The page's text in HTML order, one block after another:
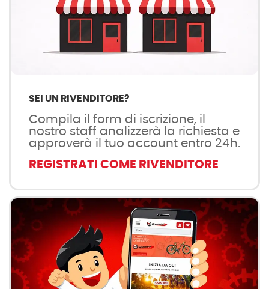
SEI UN RIVENDITORE?
Compila il form di iscrizione, il
nostro staff analizzerà la richiesta e
approverà il tuo account entro 24h.
REGISTRATI COME RIVENDITORE